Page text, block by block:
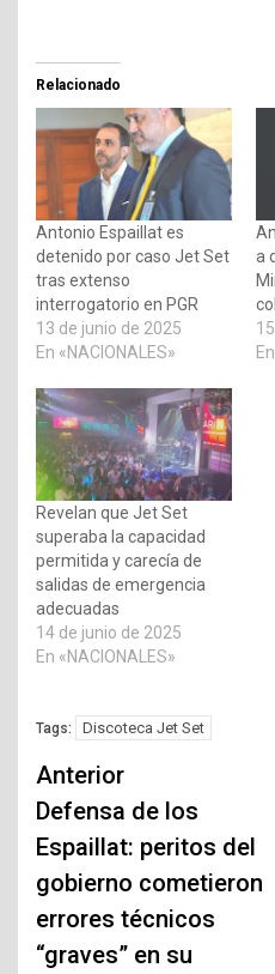
Relacionado
Antonio Espaillat es
detenido por caso Jet Set
tras extenso
interrogatorio en PGR
13 de junio de 2025
En «NACIONALES»
a
Revelan que Jet Set
superaba la capacidad
permitida y carecía de
salidas de emergencia
adecuadas
14 de junio de 2025
En «NACIONALES»
Tags: Discoteca Jet Set
Navegación
de
entradas
Anterior
Defensa de los
Espaillat: peritos del
gobierno cometieron
errores técnicos
“graves” en su